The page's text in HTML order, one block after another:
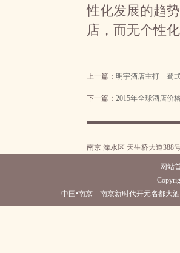
性化发展的趋
店，而无个性
上一篇： 明宇酒店主打「蜀
下一篇： 2015年全球酒店价
南京 溧水区 天生桥大道388
网站
中国•南京 南京新时代开元名都大酒